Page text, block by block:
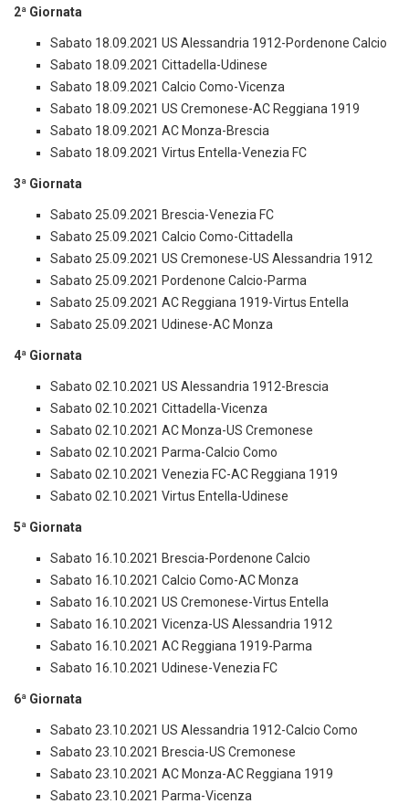
2ª Giornata
Sabato 18.09.2021 US Alessandria 1912-Pordenone Calcio
Sabato 18.09.2021 Cittadella-Udinese
Sabato 18.09.2021 Calcio Como-Vicenza
Sabato 18.09.2021 US Cremonese-AC Reggiana 1919
Sabato 18.09.2021 AC Monza-Brescia
Sabato 18.09.2021 Virtus Entella-Venezia FC
3ª Giornata
Sabato 25.09.2021 Brescia-Venezia FC
Sabato 25.09.2021 Calcio Como-Cittadella
Sabato 25.09.2021 US Cremonese-US Alessandria 1912
Sabato 25.09.2021 Pordenone Calcio-Parma
Sabato 25.09.2021 AC Reggiana 1919-Virtus Entella
Sabato 25.09.2021 Udinese-AC Monza
4ª Giornata
Sabato 02.10.2021 US Alessandria 1912-Brescia
Sabato 02.10.2021 Cittadella-Vicenza
Sabato 02.10.2021 AC Monza-US Cremonese
Sabato 02.10.2021 Parma-Calcio Como
Sabato 02.10.2021 Venezia FC-AC Reggiana 1919
Sabato 02.10.2021 Virtus Entella-Udinese
5ª Giornata
Sabato 16.10.2021 Brescia-Pordenone Calcio
Sabato 16.10.2021 Calcio Como-AC Monza
Sabato 16.10.2021 US Cremonese-Virtus Entella
Sabato 16.10.2021 Vicenza-US Alessandria 1912
Sabato 16.10.2021 AC Reggiana 1919-Parma
Sabato 16.10.2021 Udinese-Venezia FC
6ª Giornata
Sabato 23.10.2021 US Alessandria 1912-Calcio Como
Sabato 23.10.2021 Brescia-US Cremonese
Sabato 23.10.2021 AC Monza-AC Reggiana 1919
Sabato 23.10.2021 Parma-Vicenza